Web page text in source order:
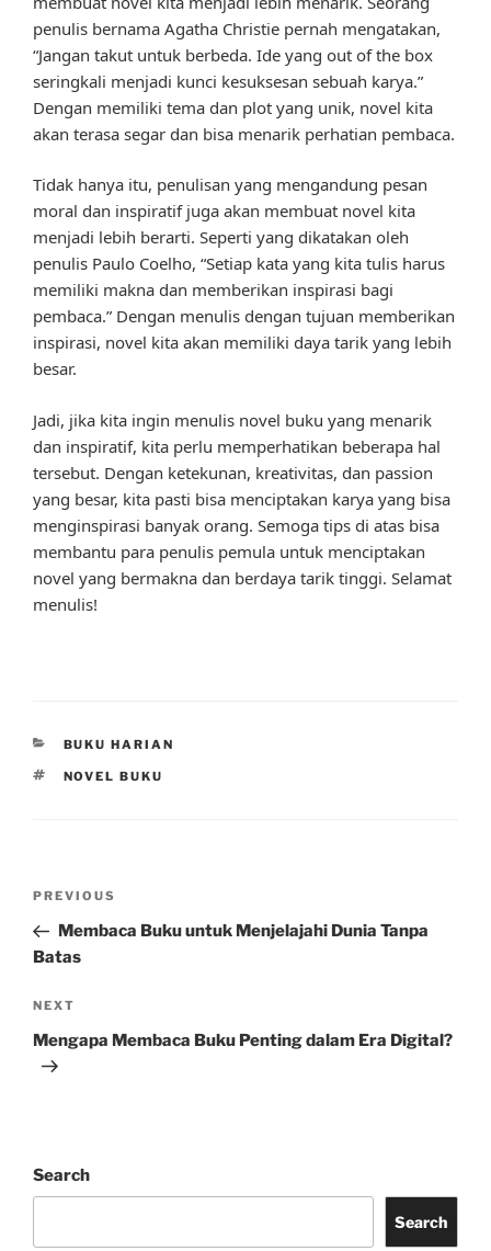
penulis bernama Agatha Christie pernah mengatakan,
“Jangan takut untuk berbeda. Ide yang out of the box
seringkali menjadi kunci kesuksesan sebuah karya.”
Dengan memiliki tema dan plot yang unik, novel kita
akan terasa segar dan bisa menarik perhatian pembaca.
Tidak hanya itu, penulisan yang mengandung pesan
moral dan inspiratif juga akan membuat novel kita
menjadi lebih berarti. Seperti yang dikatakan oleh
penulis Paulo Coelho, “Setiap kata yang kita tulis harus
memiliki makna dan memberikan inspirasi bagi
pembaca.” Dengan menulis dengan tujuan memberikan
inspirasi, novel kita akan memiliki daya tarik yang lebih
besar.
Jadi, jika kita ingin menulis novel buku yang menarik
dan inspiratif, kita perlu memperhatikan beberapa hal
tersebut. Dengan ketekunan, kreativitas, dan passion
yang besar, kita pasti bisa menciptakan karya yang bisa
menginspirasi banyak orang. Semoga tips di atas bisa
membantu para penulis pemula untuk menciptakan
novel yang bermakna dan berdaya tarik tinggi. Selamat
menulis!
CATEGORIES
BUKU HARIAN
TAGS
NOVEL BUKU
Previous
Post
PREVIOUS
Membaca Buku untuk Menjelajahi Dunia Tanpa
Batas
Next
Post
NEXT
Mengapa Membaca Buku Penting dalam Era Digital?
Search
Search